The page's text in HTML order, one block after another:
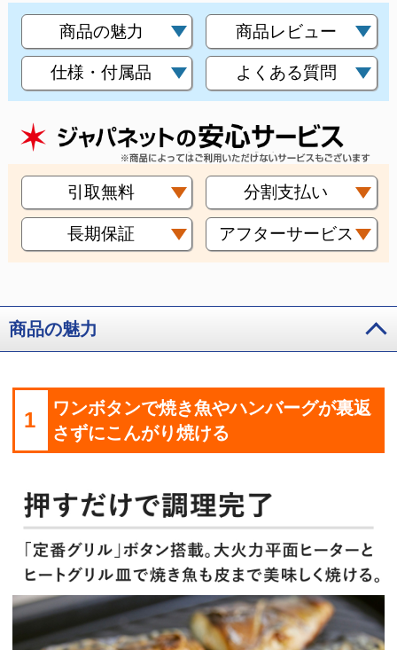
商品の魅力 商品レビュー
仕様・付属品 よくある質問
引取無料 分割支払い
長期保証 アフターサービス
商品の魅力
1
ワンボタンで焼き魚やハンバーグが裏返
さずにこんがり焼ける